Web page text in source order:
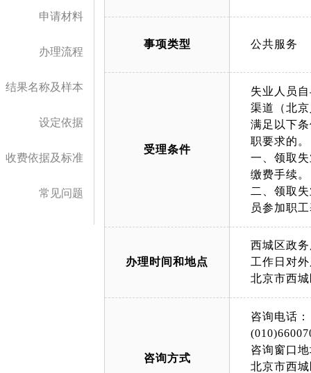
申请材料
办理流程
结果名称及样本
设定依据
收费依据及标准
常见问题
事项类型 公共服务
受理条件
失业人员
渠道（北
满足以下
职要求的
一、领取
缴费手续。
二、领取
员参加职
办理时间和地点
西城区政
工作日对
北京市西
咨询方式
咨询电话：
咨询窗口
北京市西